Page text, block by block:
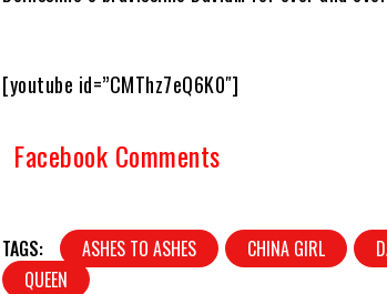
[youtube id=”CMThz7eQ6K0″]
Facebook Comments
TAGS: ASHES TO ASHES CHINA GIRL
QUEEN